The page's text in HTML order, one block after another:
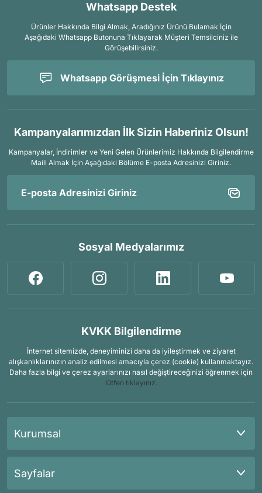
Whatsapp Destek
Ürünler Hakkında Bilgi Almak, Aradığınız Ürünü Bulamak İçin
Aşağıdaki Whatsapp Butonuna Tıklayarak Müşteri Temsilciniz ile
Görüşebilirsiniz.
Whatsapp Görüşmesi İçin Tıklayınız
Kampanyalarımızdan İlk Sizin Haberiniz Olsun!
Kampanyalar, İndirimler ve Yeni Gelen Ürünlerimiz Hakkında Bilgilendirme
Maili Almak İçin Aşağıdaki Bölüme E-posta Adresinizi Giriniz.
Sosyal Medyalarımız
KVKK Bilgilendirme
İnternet sitemizde, deneyiminizi daha da iyileştirmek ve ziyaret
alışkanlıklarınızın analiz edilmesi amacıyla çerez (cookie) kullanmaktayız.
Daha fazla bilgi ve çerez ayarlarınızı nasıl değiştireceğinizi öğrenmek için
lütfen tıklayınız.
Kurumsal
Sayfalar